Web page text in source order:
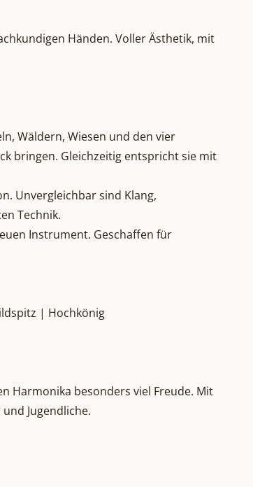
Händen. Voller Ästhetik, mit
Wäldern, Wiesen und den vier
bringen. Gleichzeitig entspricht sie mit
Unvergleichbar sind Klang,
Technik.
Instrument. Geschaffen für
| Hochkönig
Harmonika besonders viel Freude. Mit
Jugendliche.